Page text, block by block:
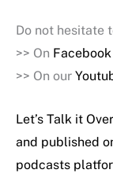
Do not hesitate
>> On Facebook
>> On our
Let’s Talk it
and published
podcasts